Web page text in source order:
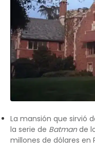
La mansión que sirvió
la serie de Batmande
millones de dólares en